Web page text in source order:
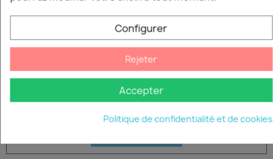
Aperçu rapide
Cadre à maçonner HTT 113/5 (130 x 130 x 115 mm)
Configurer
Rejeter
Accepter
Politique de confidentialité et de cookies